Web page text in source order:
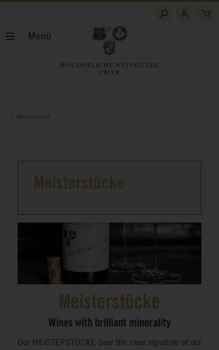
Meisterstücke
Meisterstücke
Meisterstücke
Wines with brilliant minerality
Our MEISTERSTÜCKE bear the clear signature of our
Menü